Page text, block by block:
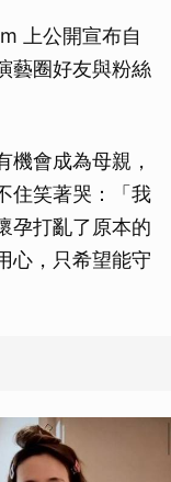
上公開宣布自
藝圈好友與粉絲
機會成為母親，
住笑著哭：「我
孕打亂了原本的
心，只希望能守